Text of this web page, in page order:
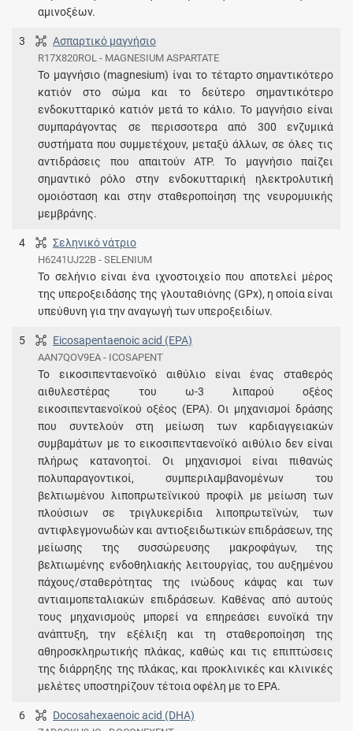
αμινοξέων.
3 Ασπαρτικό μαγνήσιο
R17X820ROL - MAGNESIUM ASPARTATE
Το μαγνήσιο (magnesium) ίναι το τέταρτο σημαντικότερο
κατιόν στο σώμα και το δεύτερο σημαντικότερο
ενδοκυτταρικό κατιόν μετά το κάλιο. Το μαγνήσιο είναι
συμπαράγοντας σε περισσοτερα από 300 ενζυμικά
συστήματα που συμμετέχουν, μεταξύ άλλων, σε όλες τις
αντιδράσεις που απαιτούν ATP. Το μαγνήσιο παίζει
σημαντικό ρόλο στην ενδοκυτταρική ηλεκτρολυτική
ομοιόσταση και στην σταθεροποίηση της νευρομυικής
μεμβράνης.
4 Σεληνικό νάτριο
H6241UJ22B - SELENIUM
Το σελήνιο είναι ένα ιχνοστοιχείο που αποτελεί μέρος
της υπεροξειδάσης της γλουταθιόνης (GPx), η οποία είναι
υπεύθυνη για την αναγωγή των υπεροξειδίων.
5 Eicosapentaenoic acid (EPA)
AAN7QOV9EA - ICOSAPENT
Το εικοσιπενταενοϊκό αιθύλιο είναι ένας σταθερός
αιθυλεστέρας του ω-3 λιπαρού οξέος
εικοσιπενταενοϊκού οξέος (EPA). Οι μηχανισμοί δράσης
που συντελούν στη μείωση των καρδιαγγειακών
συμβαμάτων με το εικοσιπενταενοϊκό αιθύλιο δεν είναι
πλήρως κατανοητοί. Οι μηχανισμοί είναι πιθανώς
πολυπαραγοντικοί, συμπεριλαμβανομένων του
βελτιωμένου λιποπρωτεϊνικού προφίλ με μείωση των
πλούσιων σε τριγλυκερίδια λιποπρωτεϊνών, των
αντιφλεγμονωδών και αντιοξειδωτικών επιδράσεων, της
μείωσης της συσσώρευσης μακροφάγων, της
βελτιωμένης ενδοθηλιακής λειτουργίας, του αυξημένου
πάχους/σταθερότητας της ινώδους κάψας και των
αντιαιμοπεταλιακών επιδράσεων. Καθένας από αυτούς
τους μηχανισμούς μπορεί να επηρεάσει ευνοϊκά την
ανάπτυξη, την εξέλιξη και τη σταθεροποίηση της
αθηροσκληρωτικής πλάκας, καθώς και τις επιπτώσεις
της διάρρηξης της πλάκας, και προκλινικές και κλινικές
μελέτες υποστηρίζουν τέτοια οφέλη με το EPA.
6 Docosahexaenoic acid (DHA)